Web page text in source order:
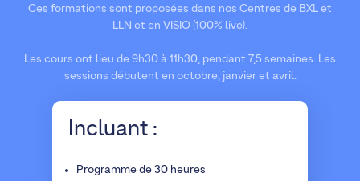
Ces formations sont proposées dans nos Centres de BXL et
LLN et en VISIO (100% live).
Les cours ont lieu de 9h30 à 11h30, pendant 7,5 semaines. Les
sessions débutent en octobre, janvier et avril.
Incluant :
Programme de 30 heures